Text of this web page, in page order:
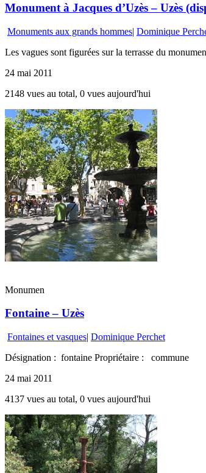
Monument à Jacques d’Uzès – Uzès
Monuments aux grands hommes| Dominique
Les vagues sont figurées sur la terrasse du
24 mai 2011
2148 vues au total, 0 vues aujourd'hui
Monumen
Fontaine – Uzès
Fontaines et vasques| Dominique Perchet
Désignation : fontaine Propriétaire : commune
24 mai 2011
4137 vues au total, 0 vues aujourd'hui